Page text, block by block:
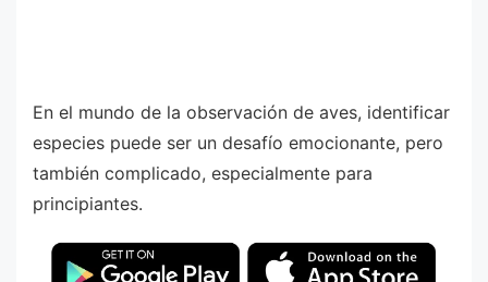
En el mundo de la observación de aves, identificar
especies puede ser un desafío emocionante, pero
también complicado, especialmente para
principiantes.